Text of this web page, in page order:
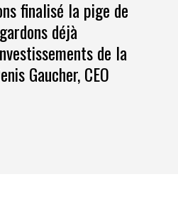
finalisé la pige de
déjà
de la
Gaucher, CEO